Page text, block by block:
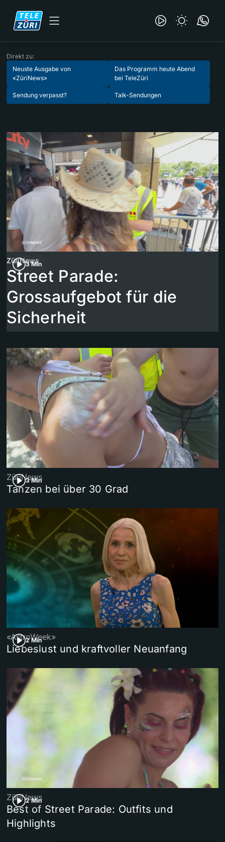
Direkt zu:
Neuste Ausgabe von
«ZüriNews»
Das Programm heute Abend
bei TeleZüri
Sendung verpasst? Talk-Sendungen
3 Min
ZüriNews
Street Parade:
Grossaufgebot für die
Sicherheit
3 Min
ZüriNews
Tanzen bei über 30 Grad
2 Min
«AstroWeek»
Liebeslust und kraftvoller Neuanfang
2 Min
ZüriNews
Best of Street Parade: Outfits und
Highlights